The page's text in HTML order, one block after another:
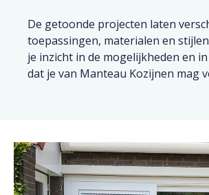
De getoonde projecten laten
toepassingen, materialen en
je inzicht in de mogelijkheden en
dat je van Manteau Kozijnen mag